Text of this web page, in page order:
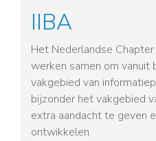
IIBA
Het Nederlandse
werken samen om vanuit
vakgebied van
bijzonder het vakgebied
extra aandacht te geven
ontwikkelen.